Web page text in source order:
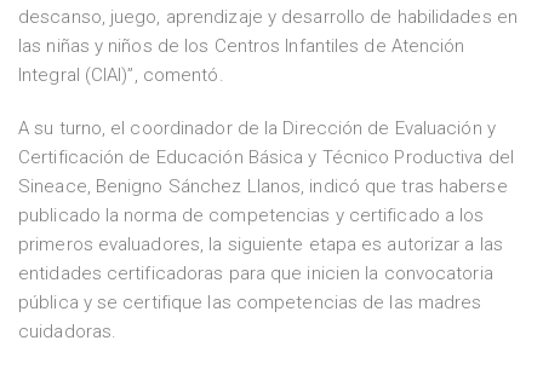
descanso, juego, aprendizaje y desarrollo de habilidades en
las niñas y niños de los Centros Infantiles de Atención
Integral (CIAI)”, comentó.
A su turno, el coordinador de la Dirección de Evaluación y
Certificación de Educación Básica y Técnico Productiva del
Sineace, Benigno Sánchez Llanos, indicó que tras haberse
publicado la norma de competencias y certificado a los
primeros evaluadores, la siguiente etapa es autorizar a las
entidades certificadoras para que inicien la convocatoria
pública y se certifique las competencias de las madres
cuidadoras.